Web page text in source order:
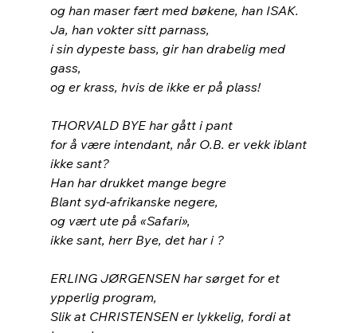
og han maser fært med bøkene, han ISAK.
Ja, han vokter sitt parnass,
i sin dypeste bass, gir han drabelig med
gass,
og er krass, hvis de ikke er på plass!
THORVALD BYE har gått i pant
for å være intendant, når O.B. er vekk iblant
ikke sant?
Han har drukket mange begre
Blant syd-afrikanske negere,
og vært ute på «Safari»,
ikke sant, herr Bye, det har i ?
ERLING JØRGENSEN har sørget for et
ypperlig program,
Slik at CHRISTENSEN er lykkelig, fordi at